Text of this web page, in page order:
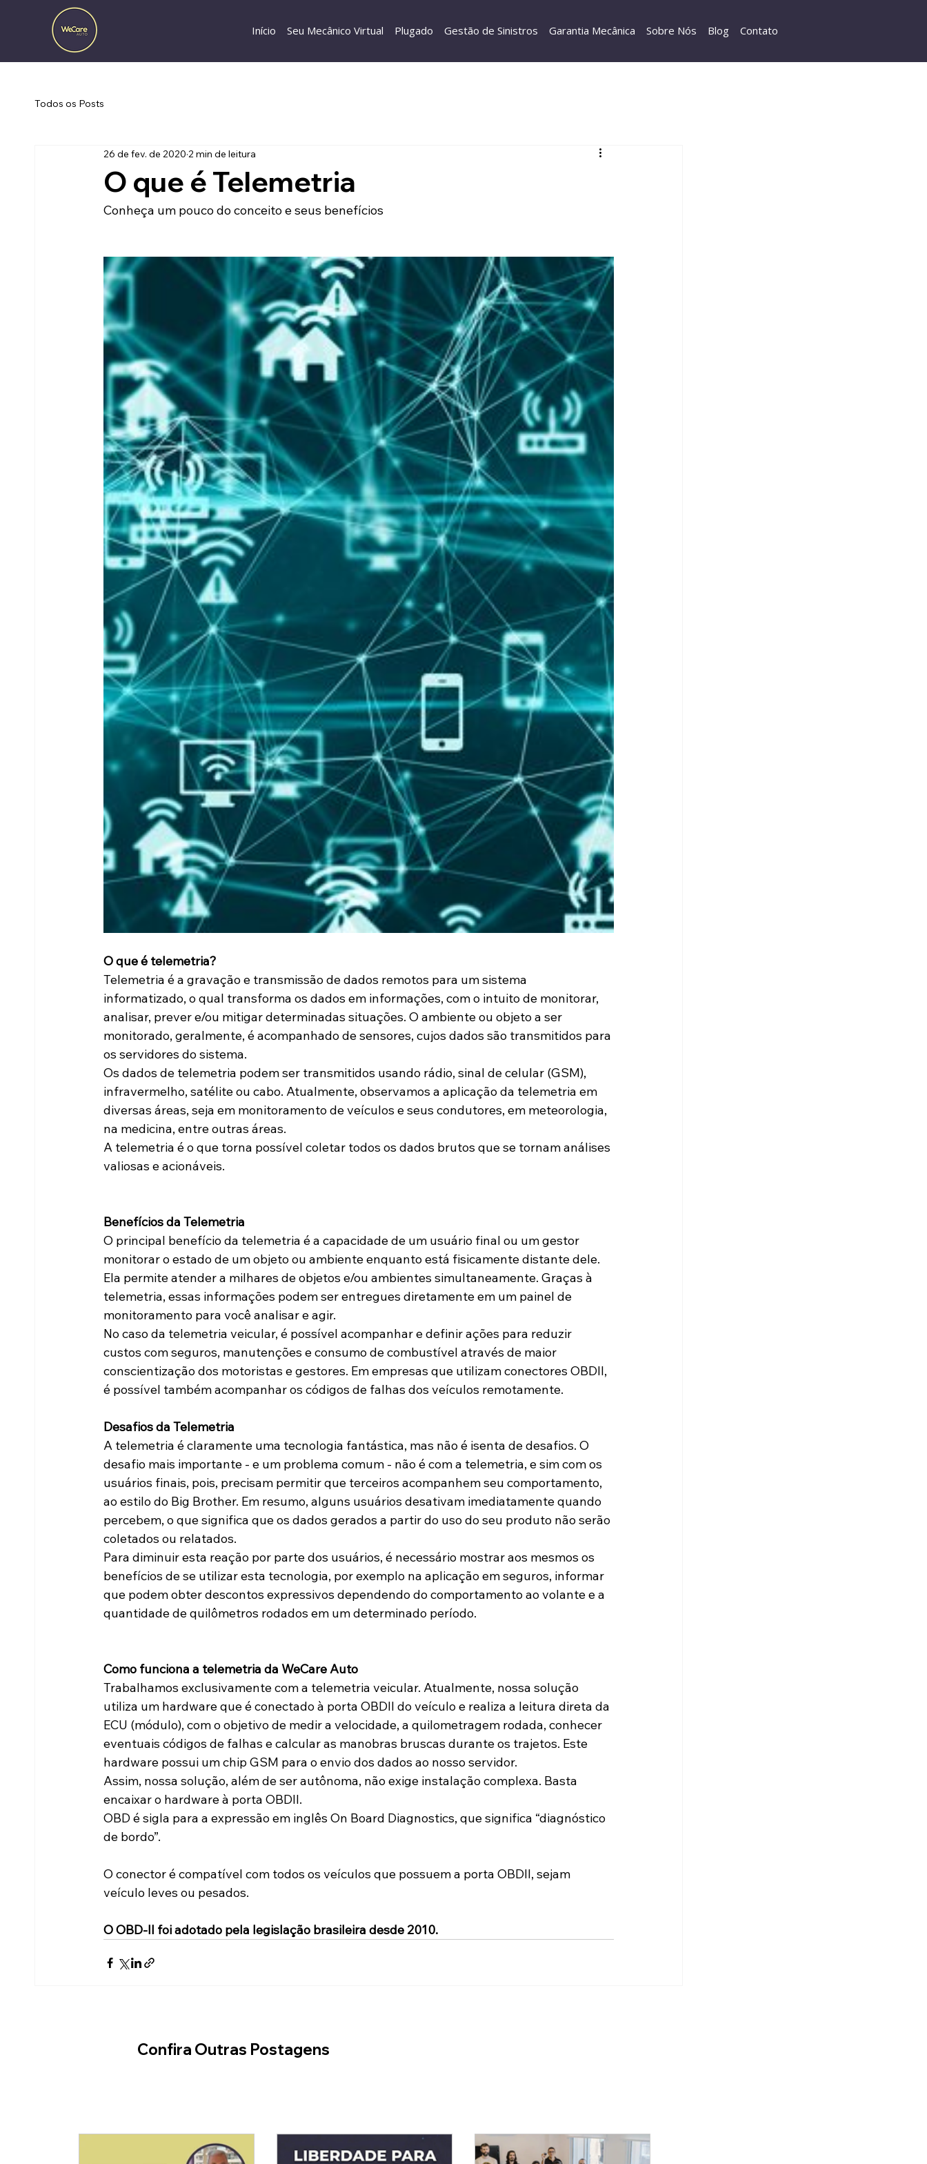
Início Seu Mecânico Virtual Plugado Gestão de Sinistros Garantia Mecânica Sobre Nós Blog Contato
Confira Outras Postagens
Todos os Posts
O que é Telemetria
26 de fev. de 2020 2 min de leitura
Conheça um pouco do conceito e seus benefícios
O que é telemetria?
Telemetria é a gravação e transmissão de dados remotos para um sistema
informatizado, o qual transforma os dados em informações, com o intuito de monitorar,
analisar, prever e/ou mitigar determinadas situações. O ambiente ou objeto a ser
monitorado, geralmente, é acompanhado de sensores, cujos dados são transmitidos para
os servidores do sistema.
Os dados de telemetria podem ser transmitidos usando rádio, sinal de celular (GSM),
infravermelho, satélite ou cabo. Atualmente, observamos a aplicação da telemetria em
diversas áreas, seja em monitoramento de veículos e seus condutores, em meteorologia,
na medicina, entre outras áreas.
A telemetria é o que torna possível coletar todos os dados brutos que se tornam análises
valiosas e acionáveis.
Benefícios da Telemetria
O principal benefício da telemetria é a capacidade de um usuário final ou um gestor
monitorar o estado de um objeto ou ambiente enquanto está fisicamente distante dele.
Ela permite atender a milhares de objetos e/ou ambientes simultaneamente. Graças à
telemetria, essas informações podem ser entregues diretamente em um painel de
monitoramento para você analisar e agir.
No caso da telemetria veicular, é possível acompanhar e definir ações para reduzir
custos com seguros, manutenções e consumo de combustível através de maior
conscientização dos motoristas e gestores. Em empresas que utilizam conectores OBDII,
é possível também acompanhar os códigos de falhas dos veículos remotamente.
Desafios da Telemetria
A telemetria é claramente uma tecnologia fantástica, mas não é isenta de desafios. O
desafio mais importante - e um problema comum - não é com a telemetria, e sim com os
usuários finais, pois, precisam permitir que terceiros acompanhem seu comportamento,
ao estilo do Big Brother. Em resumo, alguns usuários desativam imediatamente quando
percebem, o que significa que os dados gerados a partir do uso do seu produto não serão
coletados ou relatados.
Para diminuir esta reação por parte dos usuários, é necessário mostrar aos mesmos os
benefícios de se utilizar esta tecnologia, por exemplo na aplicação em seguros, informar
que podem obter descontos expressivos dependendo do comportamento ao volante e a
quantidade de quilômetros rodados em um determinado período.
Como funciona a telemetria da WeCare Auto
Trabalhamos exclusivamente com a telemetria veicular. Atualmente, nossa solução
utiliza um hardware que é conectado à porta OBDII do veículo e realiza a leitura direta da
ECU (módulo), com o objetivo de medir a velocidade, a quilometragem rodada, conhecer
eventuais códigos de falhas e calcular as manobras bruscas durante os trajetos. Este
hardware possui um chip GSM para o envio dos dados ao nosso servidor.
Assim, nossa solução, além de ser autônoma, não exige instalação complexa. Basta
encaixar o hardware à porta OBDII.
OBD é sigla para a expressão em inglês On Board Diagnostics, que significa “diagnóstico
de bordo”.
O conector é compatível com todos os veículos que possuem a porta OBDII, sejam
veículo leves ou pesados.
O OBD-II foi adotado pela legislação brasileira desde 2010.